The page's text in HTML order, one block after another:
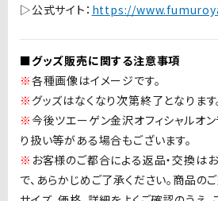
▷公式サイト： https://
■グッズ販売に関する注意事項
※各種画像はイメージです。
※ グッズはなくなり次第終了となります
※今後ツエーゲン金沢オフィシャルオン
り扱い等がある場合もございます。
※ お客様のご都合による返品・交換は
で、あらかじめご了承ください。商品の